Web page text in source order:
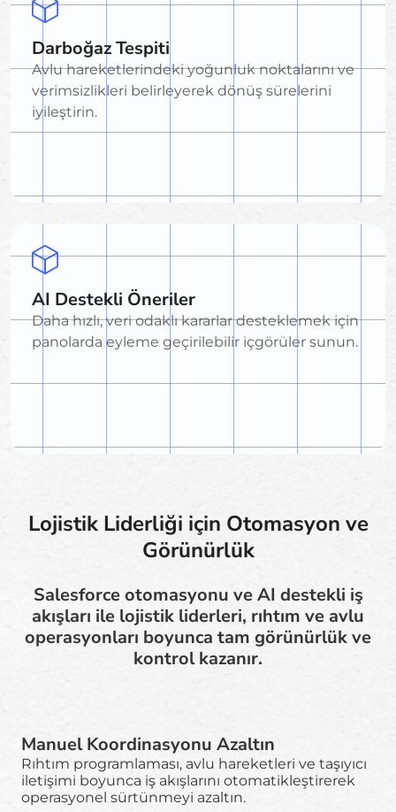
Darboğaz Tespiti
Avlu hareketlerindeki yoğunluk noktalarını ve
verimsizlikleri belirleyerek dönüş sürelerini
iyileştirin.
AI Destekli Öneriler
Daha hızlı, veri odaklı kararlar desteklemek için
panolarda eyleme geçirilebilir içgörüler sunun.
Lojistik Liderliği için Otomasyon ve
Görünürlük
Salesforce otomasyonu ve AI destekli iş
akışları ile lojistik liderleri, rıhtım ve avlu
operasyonları boyunca tam görünürlük ve
kontrol kazanır.
Manuel Koordinasyonu Azaltın
Rıhtım programlaması, avlu hareketleri ve taşıyıcı
iletişimi boyunca iş akışlarını otomatikleştirerek
operasyonel sürtünmeyi azaltın.